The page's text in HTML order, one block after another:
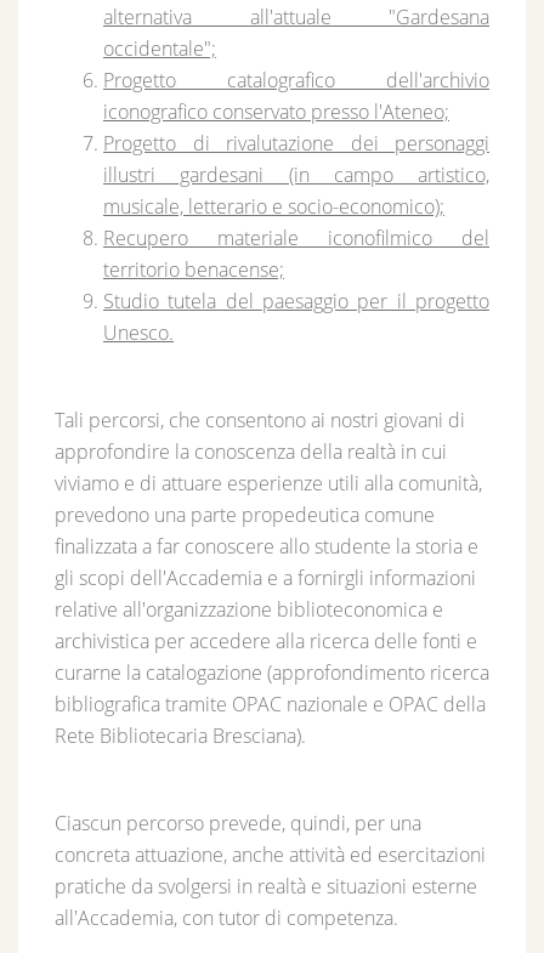
alternativa all'attuale "Gardesana
occidentale";
Progetto catalografico dell'archivio
iconografico conservato presso l'Ateneo;
Progetto di rivalutazione dei personaggi
illustri gardesani (in campo artistico,
musicale, letterario e socio-economico);
Recupero materiale iconofilmico del
territorio benacense;
Studio tutela del paesaggio per il progetto
Unesco.
Tali percorsi, che consentono ai nostri giovani di
approfondire la conoscenza della realtà in cui
viviamo e di attuare esperienze utili alla comunità,
prevedono una parte propedeutica comune
finalizzata a far conoscere allo studente la storia e
gli scopi dell'Accademia e a fornirgli informazioni
relative all'organizzazione biblioteconomica e
archivistica per accedere alla ricerca delle fonti e
curarne la catalogazione (approfondimento ricerca
bibliografica tramite OPAC nazionale e OPAC della
Rete Bibliotecaria Bresciana).
Ciascun percorso prevede, quindi, per una
concreta attuazione, anche attività ed esercitazioni
pratiche da svolgersi in realtà e situazioni esterne
all'Accademia, con tutor di competenza.